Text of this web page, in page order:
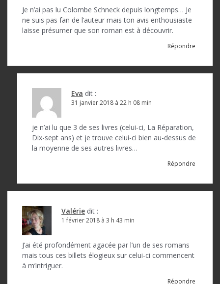
a
Je n’ai pas lu Colombe Schneck depuis longtemps… Je
ne suis pas fan de l’auteur mais ton avis enthousiaste
laisse présumer que son roman est à découvrir.
Répondre
Eva dit :
31 janvier 2018 à 22 h 08 min
je n’ai lu que 3 de ses livres (celui-ci, La Réparation,
Dix-sept ans) et je trouve celui-ci bien au-dessus de
la moyenne de ses autres livres…
Répondre
Valérie dit :
1 février 2018 à 3 h 43 min
J’ai été profondément agacée par l’un de ses romans
mais tous ces billets élogieux sur celui-ci commencent
à m’intriguer.
Répondre